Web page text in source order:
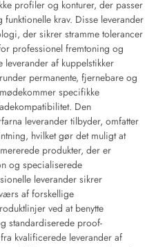
profiler og konturer, der passer
krav. Disse leverander
der sikrer stramme tolerancer
professionel fremtoning og
leverander af kuppelstikker
permanente, fjernebare og
specifikke
Den
leverander tilbyder, omfatter
hvilket gør det muligt at
produkter, der er
og specialiserede
leverander sikrer
af forskellige
ved at benytte
standardiserede proof-
kvalificerede leverander af